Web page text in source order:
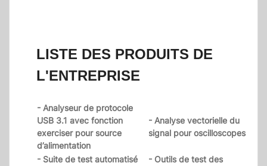
LISTE DES PRODUITS DE
L'ENTREPRISE
- Analyseur de protocole
USB 3.1 avec fonction
exerciser pour source
d’alimentation
- Analyse vectorielle du
signal pour oscilloscopes
- Suite de test automatisé
- Outils de test des